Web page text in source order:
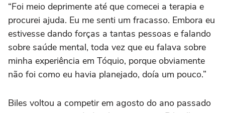
“Foi meio deprimente até que comecei a terapia e
procurei ajuda. Eu me senti um fracasso. Embora eu
estivesse dando forças a tantas pessoas e falando
sobre saúde mental, toda vez que eu falava sobre
minha experiência em Tóquio, porque obviamente
não foi como eu havia planejado, doía um pouco.”
Biles voltou a competir em agosto do ano passado